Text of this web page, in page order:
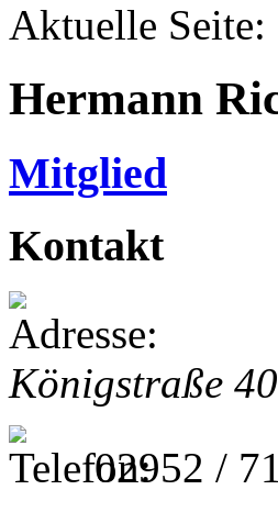
Aktuelle Seite:
Hermann
Mitglied
Kontakt
Königstraße 40
02952 /